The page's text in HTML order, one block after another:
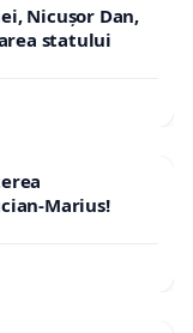
Nicușor Dan,
statului
Marius!